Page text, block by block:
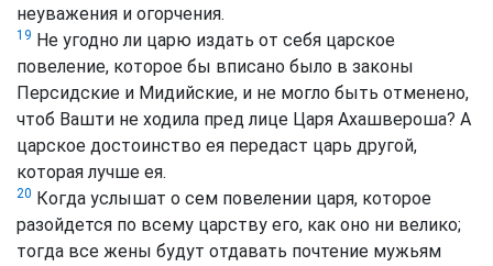
неуважения и огорчения.
19 Не угодно ли царю издать от себя царское
повеление, которое бы вписано было в законы
Персидские и Мидийские, и не могло быть отменено,
чтоб Вашти не ходила пред лице Царя Ахашвероша? А
царское достоинство ея передаст царь другой,
которая лучше ея.
20 Когда услышат о сем повелении царя, которое
разойдется по всему царству его, как оно ни велико;
тогда все жены будут отдавать почтение мужьям